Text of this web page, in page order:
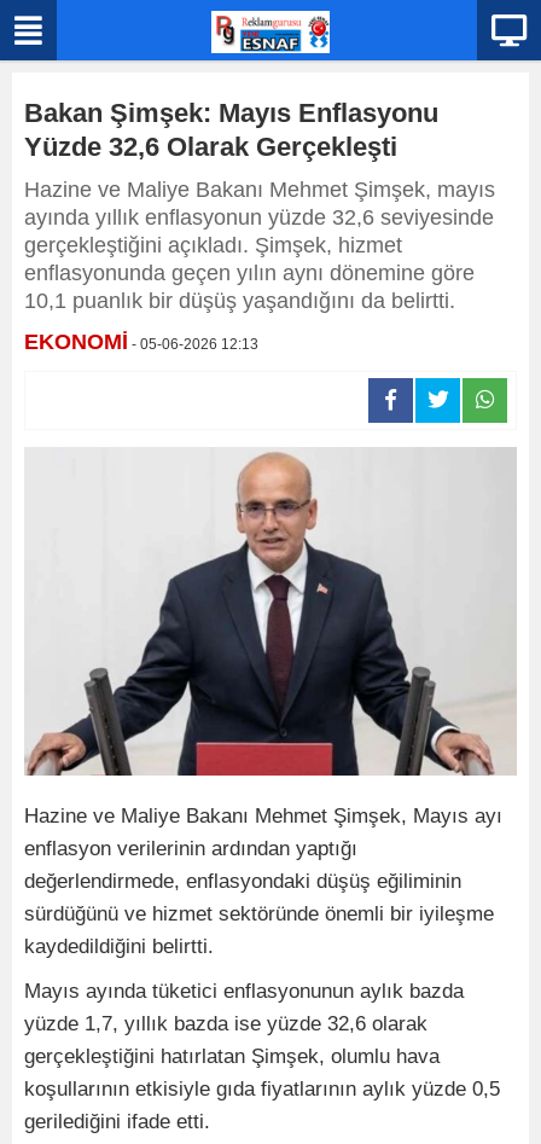
Bakan Şimşek: Mayıs Enflasyonu
Yüzde 32,6 Olarak Gerçekleşti
Hazine ve Maliye Bakanı Mehmet Şimşek, mayıs
ayında yıllık enflasyonun yüzde 32,6 seviyesinde
gerçekleştiğini açıkladı. Şimşek, hizmet
enflasyonunda geçen yılın aynı dönemine göre
10,1 puanlık bir düşüş yaşandığını da belirtti.
EKONOMİ - 05-06-2026 12:13
Hazine ve Maliye Bakanı Mehmet Şimşek, Mayıs ayı
enflasyon verilerinin ardından yaptığı
değerlendirmede, enflasyondaki düşüş eğiliminin
sürdüğünü ve hizmet sektöründe önemli bir iyileşme
kaydedildiğini belirtti.
Mayıs ayında tüketici enflasyonunun aylık bazda
yüzde 1,7, yıllık bazda ise yüzde 32,6 olarak
gerçekleştiğini hatırlatan Şimşek, olumlu hava
koşullarının etkisiyle gıda fiyatlarının aylık yüzde 0,5
gerilediğini ifade etti.